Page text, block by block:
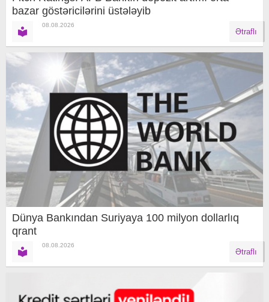
bazar göstəricilərini üstələyib
08.08.2026
Ətraflı
Dünya Bankından Suriyaya 100 milyon dollarlıq
qrant
08.08.2026
Ətraflı